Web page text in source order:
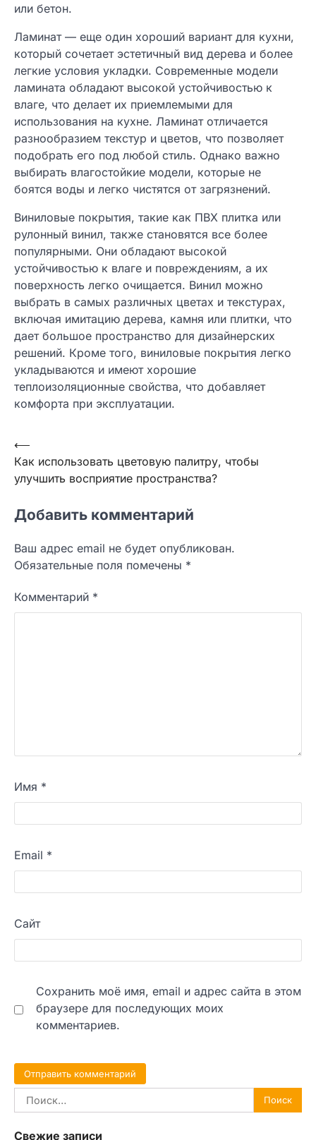
или бетон.
Ламинат — еще один хороший вариант для кухни,
который сочетает эстетичный вид дерева и более
легкие условия укладки. Современные модели
ламината обладают высокой устойчивостью к
влаге, что делает их приемлемыми для
использования на кухне. Ламинат отличается
разнообразием текстур и цветов, что позволяет
подобрать его под любой стиль. Однако важно
выбирать влагостойкие модели, которые не
боятся воды и легко чистятся от загрязнений.
Виниловые покрытия, такие как ПВХ плитка или
рулонный винил, также становятся все более
популярными. Они обладают высокой
устойчивостью к влаге и повреждениям, а их
поверхность легко очищается. Винил можно
выбрать в самых различных цветах и текстурах,
включая имитацию дерева, камня или плитки, что
дает большое пространство для дизайнерских
решений. Кроме того, виниловые покрытия легко
укладываются и имеют хорошие
теплоизоляционные свойства, что добавляет
комфорта при эксплуатации.
Навигация
по
записям
⟵
Как использовать цветовую палитру, чтобы
улучшить восприятие пространства?
Добавить комментарий
Ваш адрес email не будет опубликован.
Обязательные поля помечены *
Комментарий *
Имя *
Email *
Сайт
Сохранить моё имя, email и адрес сайта в этом
браузере для последующих моих
комментариев.
Найти:
Свежие записи